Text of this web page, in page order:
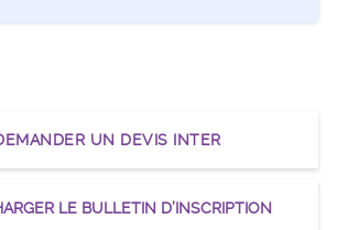
DEMANDER UN DEVIS INTER
LE BULLETIN D’INSCRIPTION